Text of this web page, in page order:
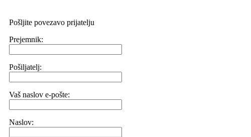
Pošljite povezavo prijatelju
Prejemnik:
Pošiljatelj:
Vaš naslov e-pošte:
Naslov: